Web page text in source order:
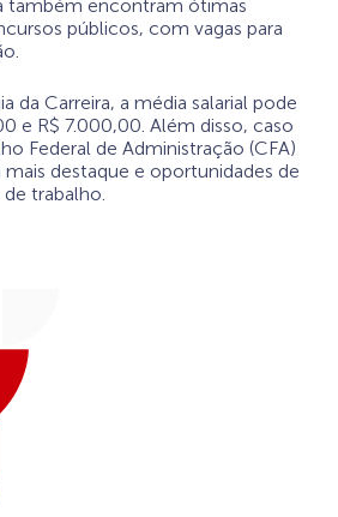
também encontram ótimas
públicos, com vagas para
da Carreira, a média salarial pode
e R$ 7.000,00. Além disso, caso
Federal de Administração (CFA)
mais destaque e oportunidades de
trabalho.